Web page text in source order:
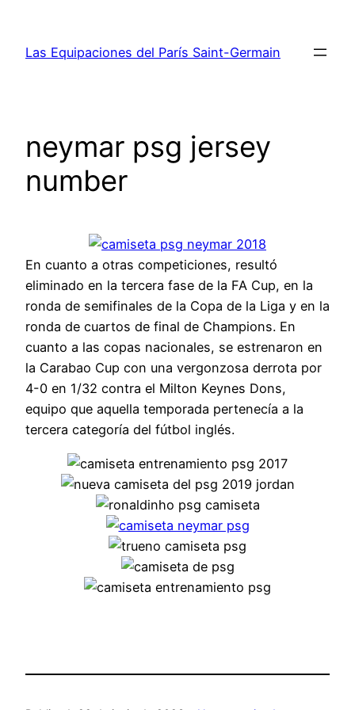
contenido
Las Equipaciones del París Saint-Germain
neymar psg jersey
number
En cuanto a otras competiciones, resultó
eliminado en la tercera fase de la FA Cup, en la
ronda de semifinales de la Copa de la Liga y en la
ronda de cuartos de final de Champions. En
cuanto a las copas nacionales, se estrenaron en
la Carabao Cup con una vergonzosa derrota por
4-0 en 1/32 contra el Milton Keynes Dons,
equipo que aquella temporada pertenecía a la
tercera categoría del fútbol inglés.